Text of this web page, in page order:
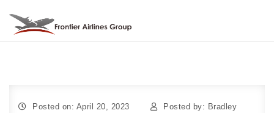
Posted on: April 20, 2023 Posted by: Bradley